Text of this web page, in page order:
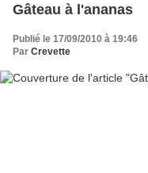
Gâteau à l'ananas
Publié le 17/09/2010 à 19:46
Par Crevette